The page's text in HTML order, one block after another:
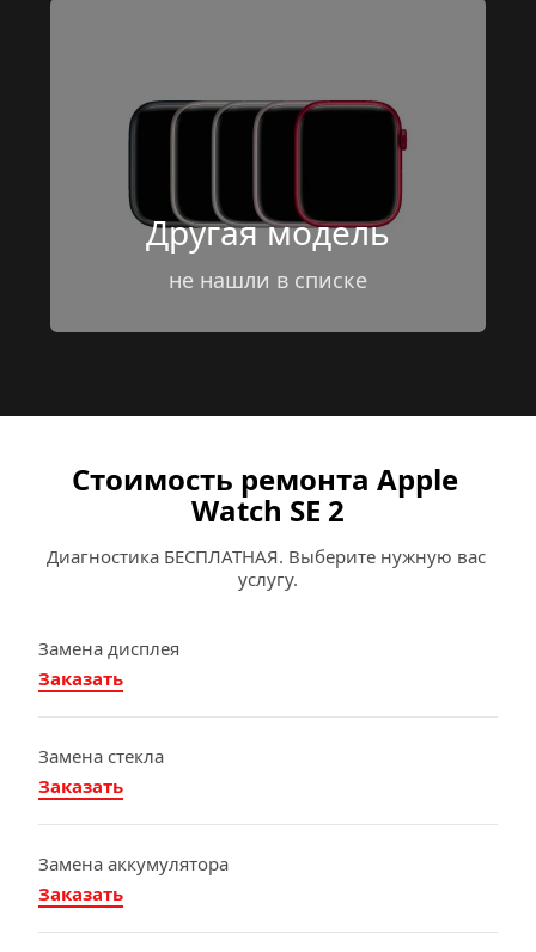
Другая модель
не нашли в списке
Стоимость ремонта Apple
Watch SE 2
Диагностика БЕСПЛАТНАЯ. Выберите нужную вас
услугу.
Замена дисплея
Заказать
Замена стекла
Заказать
Замена аккумулятора
Заказать